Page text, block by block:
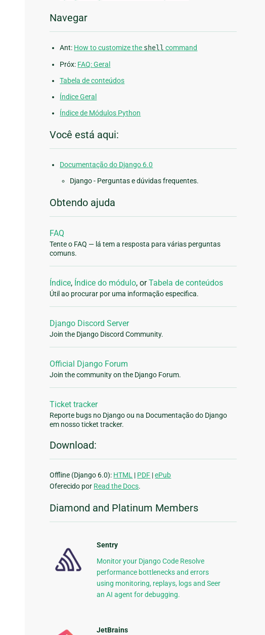
Navegar
Ant: How to customize the shell command
Próx: FAQ: Geral
Tabela de conteúdos
Índice Geral
Índice de Módulos Python
Você está aqui:
Documentação do Django 6.0
Django - Perguntas e dúvidas frequentes.
Obtendo ajuda
FAQ
Tente o FAQ — lá tem a resposta para várias perguntas
comuns.
Índice, Índice do módulo, orTabela de conteúdos
Útil ao procurar por uma informação especifica.
Django Discord Server
Join the Django Discord Community.
Official Django Forum
Join the community on the Django Forum.
Ticket tracker
Reporte bugs no Django ou na Documentação do Django
em nosso ticket tracker.
Download:
Offline (Django 6.0): HTML | PDF |ePub
Oferecido por Read the Docs.
Diamond and Platinum Members
Sentry
Monitor your Django Code Resolve
performance bottlenecks and errors
using monitoring, replays, logs and Seer
an AI agent for debugging.
JetBrains